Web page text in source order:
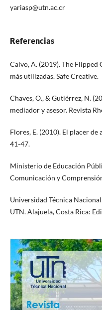
yariasp@utn.ac.cr
Referencias
Calvo, A. (2019). The Flipped
más utilizadas. Safe Creative.
Chaves, O., & Gutiérrez, N.
mediador y asesor. Revista
Flores, E. (2010). El placer de
41-47.
Ministerio de Educación
Comunicación y
Universidad Técnica
UTN. Alajuela, Costa Rica: